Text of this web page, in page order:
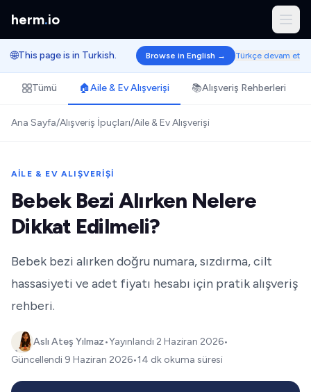
herm.io
🌐This page is in Turkish. Browse in English → Türkçe devam et
Tümü 🏠Aile & Ev Alışverişi 📚Alışveriş Rehberleri
Ana Sayfa/Alışveriş İpuçları/Aile & Ev Alışverişi
AILE & EV ALIŞVERIŞI
Bebek Bezi Alırken Nelere
Dikkat Edilmeli?
Bebek bezi alırken doğru numara, sızdırma, cilt
hassasiyeti ve adet fiyatı hesabı için pratik alışveriş
rehberi.
Aslı Ateş Yılmaz•Yayınlandı 2 Haziran 2026•
Güncellendi 9 Haziran 2026•14 dk okuma süresi